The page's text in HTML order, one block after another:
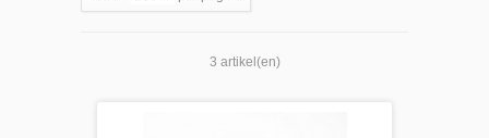
3 artikel(en)